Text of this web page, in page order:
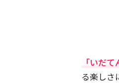
「いだて
る楽しさ